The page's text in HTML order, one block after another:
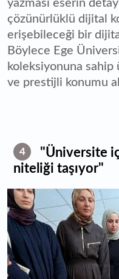
yazması eserin
çözünürlüklü dijital
erişebileceği bir
Böylece Ege
koleksiyonuna sahip
ve prestijli konumu
4
"Üniversite
niteliği taşıyor"